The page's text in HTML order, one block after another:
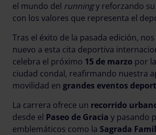
el mundo del runningy reforzando
con los valores que representa el
Tras el éxito de la pasada edición,
nuevo a esta cita deportiva
celebra el próximo 15 de marzo por
ciudad condal, reafirmando nuestra
movilidad en grandes eventos
La carrera ofrece un recorrido
desde el Paseo de Gracia y pasando
emblemáticos como la Sagrada